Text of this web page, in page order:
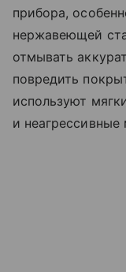
прибора,
нержавеющей
отмывать
повредить
используют
и